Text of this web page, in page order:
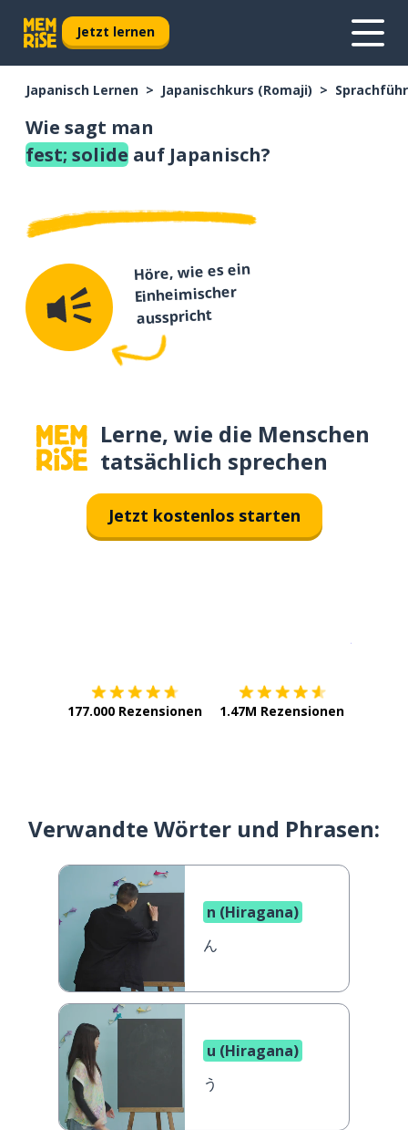
Jetzt lernen
Japanisch Lernen Japanischkurs (Romaji)
Wie sagt man
fest; solide auf Japanisch?
Höre, wie es ein
Einheimischer
ausspricht
Lerne, wie die Menschen
tatsächlich sprechen
Jetzt kostenlos starten
177.000 Rezensionen 1.47M Rezensionen
Verwandte Wörter und Phrasen:
n (Hiragana)
ん
u (Hiragana)
う